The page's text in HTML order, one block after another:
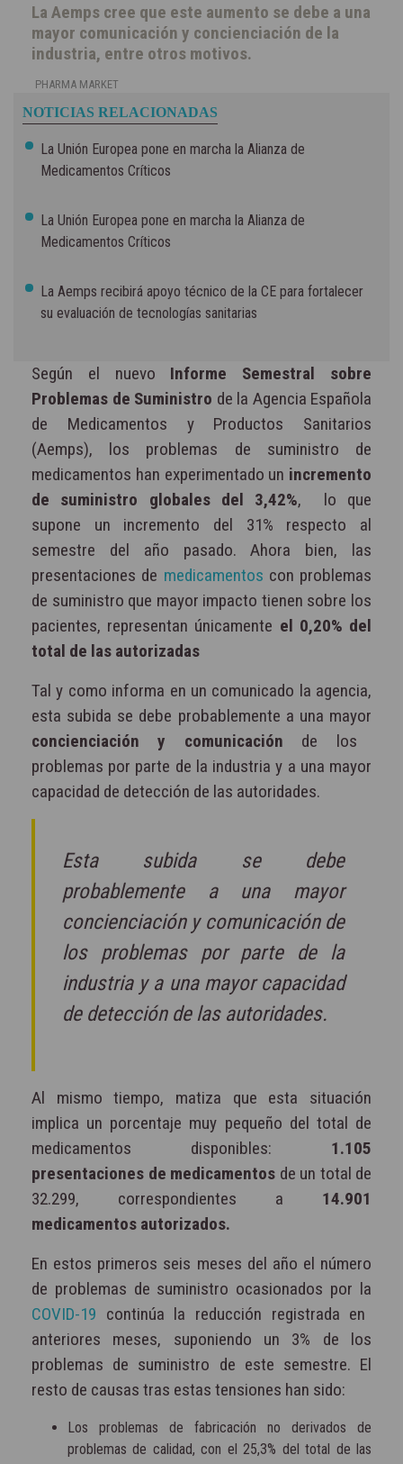
La Aemps cree que este aumento se debe a una
mayor comunicación y concienciación de la
industria, entre otros motivos.
PHARMA MARKET
NOTICIAS RELACIONADAS
La Unión Europea pone en marcha la Alianza de
Medicamentos Críticos
La Unión Europea pone en marcha la Alianza de
Medicamentos Críticos
La Aemps recibirá apoyo técnico de la CE para fortalecer
su evaluación de tecnologías sanitarias
Según el nuevo Informe Semestral sobre
Problemas de Suministro de la Agencia Española
de Medicamentos y Productos Sanitarios
(Aemps), los problemas de suministro de
medicamentos han experimentado un incremento
de suministro globales del 3,42%, lo que
supone un incremento del 31% respecto al
semestre del año pasado. Ahora bien, las
presentaciones de medicamentos con problemas
de suministro que mayor impacto tienen sobre los
pacientes, representan únicamente el 0,20% del
total de las autorizadas
Tal y como informa en un comunicado la agencia,
esta subida se debe probablemente a una mayor
concienciación y comunicación de los
problemas por parte de la industria y a una mayor
capacidad de detección de las autoridades.
Esta subida se debe
probablemente a una mayor
concienciación y comunicación de
los problemas por parte de la
industria y a una mayor capacidad
de detección de las autoridades.
Al mismo tiempo, matiza que esta situación
implica un porcentaje muy pequeño del total de
medicamentos disponibles: 1.105
presentaciones de medicamentos de un total de
32.299, correspondientes a 14.901
medicamentos autorizados.
En estos primeros seis meses del año el número
de problemas de suministro ocasionados por la
COVID-19 continúa la reducción registrada en
anteriores meses, suponiendo un 3% de los
problemas de suministro de este semestre. El
resto de causas tras estas tensiones han sido:
Los problemas de fabricación no derivados de
problemas de calidad, con el 25,3% del total de las